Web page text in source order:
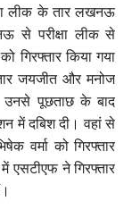
लीक के तार लखनऊ
से परीक्षा लीक से
किया गया
जयजीत और मनोज
उनसे पूछताछ के बाद
में दबिश दी। वहां से
वर्मा को गिरफ्तार
एसटीएफ ने गिरफ्तार